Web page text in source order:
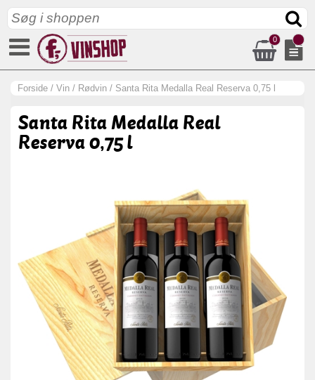
0
Forside / Vin / Rødvin / Santa Rita Medalla Real Reserva 0,75 l
Santa Rita Medalla Real
Reserva 0,75 l